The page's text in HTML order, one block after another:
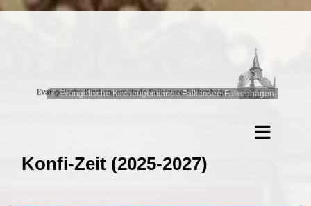
© Evangelische Kirchengemeinde Falkensee-Falkenhagen
Konfi-Zeit (2025-2027)